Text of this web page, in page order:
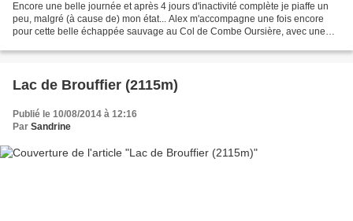
Encore une belle journée et après 4 jours d'inactivité complète je piaffe un
peu, malgré (à cause de) mon état... Alex m'accompagne une fois encore
pour cette belle échappée sauvage au Col de Combe Oursière, avec une
Lac de Brouffier (2115m)
Publié le 10/08/2014 à 12:16
Par Sandrine